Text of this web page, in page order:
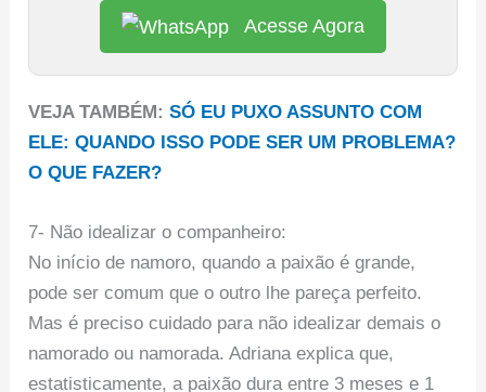
Acesse Agora
VEJA TAMBÉM:SÓ EU PUXO ASSUNTO COM
ELE: QUANDO ISSO PODE SER UM PROBLEMA?
O QUE FAZER?
7- Não idealizar o companheiro:
No início de namoro, quando a paixão é grande,
pode ser comum que o outro lhe pareça perfeito.
Mas é preciso cuidado para não idealizar demais o
namorado ou namorada. Adriana explica que,
estatisticamente, a paixão dura entre 3 meses e 1